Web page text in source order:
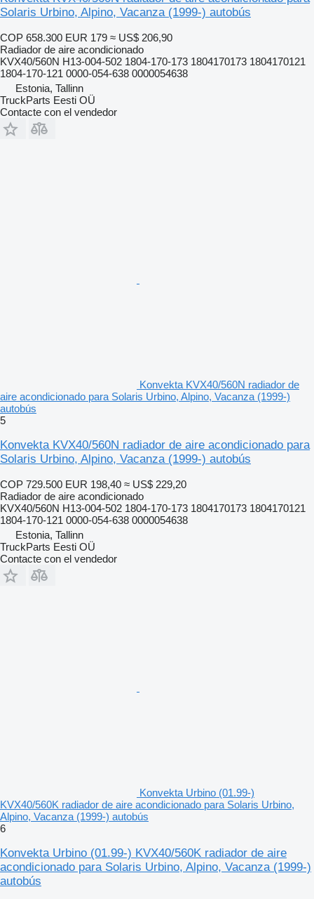
Solaris Urbino, Alpino, Vacanza (1999-) autobús
COP 658.300 EUR 179 ≈ US$ 206,90
Radiador de aire acondicionado
KVX40/560N H13-004-502 1804-170-173 1804170173 1804170121
1804-170-121 0000-054-638 0000054638
Estonia, Tallinn
TruckParts Eesti OÜ
Contacte con el vendedor
Konvekta KVX40/560N radiador de
aire acondicionado para Solaris Urbino, Alpino, Vacanza (1999-)
autobús
5
Konvekta KVX40/560N radiador de aire acondicionado para
Solaris Urbino, Alpino, Vacanza (1999-) autobús
COP 729.500 EUR 198,40 ≈ US$ 229,20
Radiador de aire acondicionado
KVX40/560N H13-004-502 1804-170-173 1804170173 1804170121
1804-170-121 0000-054-638 0000054638
Estonia, Tallinn
TruckParts Eesti OÜ
Contacte con el vendedor
Konvekta Urbino (01.99-)
KVX40/560K radiador de aire acondicionado para Solaris Urbino,
Alpino, Vacanza (1999-) autobús
6
Konvekta Urbino (01.99-) KVX40/560K radiador de aire
acondicionado para Solaris Urbino, Alpino, Vacanza (1999-)
autobús